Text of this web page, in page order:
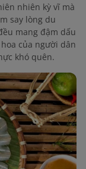
nhiên kỳ vĩ mà
say lòng du
mang đậm dấu
của người dân
khó quên.